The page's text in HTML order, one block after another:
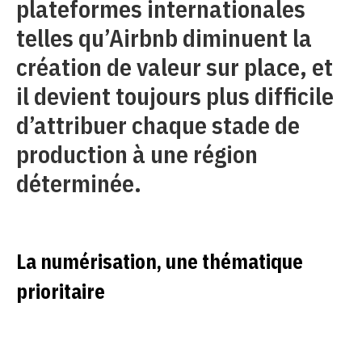
plateformes internationales
telles qu’Airbnb diminuent la
création de valeur sur place, et
il devient toujours plus difficile
d’attribuer chaque stade de
production à une région
déterminée.
La numérisation, une thématique
prioritaire